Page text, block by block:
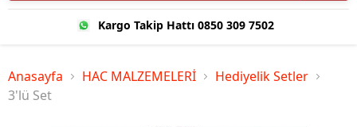
Kargo Takip Hattı 0850 309 7502
Anasayfa HAC MALZEMELERİ
Hediyelik Setler
3'lü Set